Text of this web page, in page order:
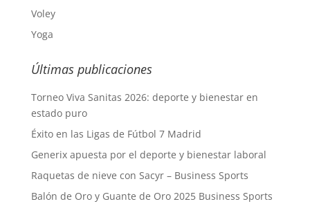
Voley
Yoga
Últimas publicaciones
Torneo Viva Sanitas 2026: deporte y bienestar en
estado puro
Éxito en las Ligas de Fútbol 7 Madrid
Generix apuesta por el deporte y bienestar laboral
Raquetas de nieve con Sacyr – Business Sports
Balón de Oro y Guante de Oro 2025 Business Sports